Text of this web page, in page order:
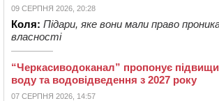
09 СЕРПНЯ 2026, 20:28
Коля: Підари, яке вони мали право
власності
“Черкасиводоканал” пропонує
воду та водовідведення з 2027 року
07 СЕРПНЯ 2026, 14:57